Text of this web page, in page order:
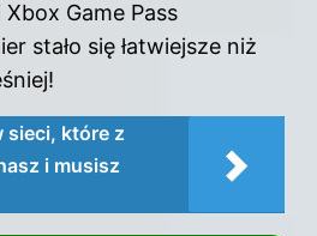
Game Pass
stało się łatwiejsze niż
sieci, które z
i musisz